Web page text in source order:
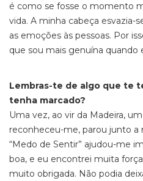
é como se fosse o momento
vida. A minha cabeça esvazia-
as emoções às pessoas. Por
que sou mais genuína quando
Lembras-te de algo que te
tenha marcado?
Uma vez, ao vir da Madeira,
reconheceu-me, parou junto a
“Medo de Sentir” ajudou-me
boa, e eu encontrei muita
muito obrigada. Não podia